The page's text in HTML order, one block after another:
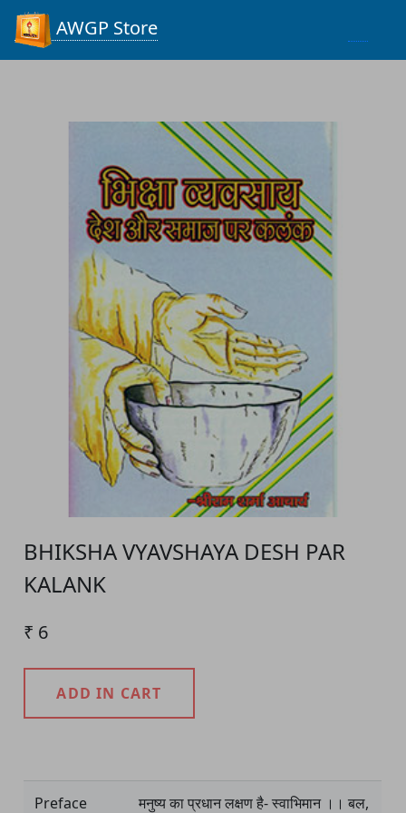
AWGP Store
BHIKSHA VYAVSHAYA DESH PAR
KALANK
₹ 6
ADD IN CART
Preface मनुष्य का प्रधान लक्षण है- स्वाभिमान ।। बल,